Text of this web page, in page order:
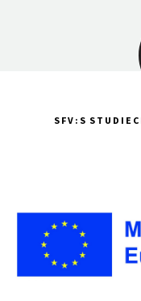
SFV:S